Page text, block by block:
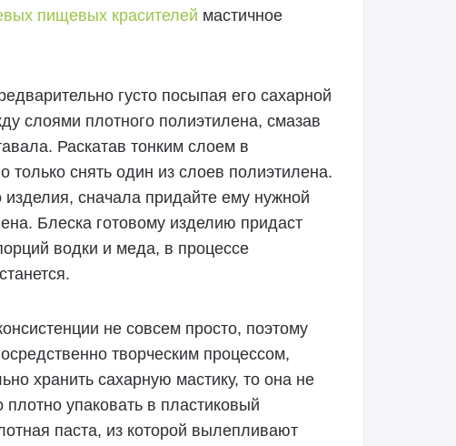
пищевых красителей мастичное
густо посыпая его сахарной
слоями плотного полиэтилена, смазав
Раскатав тонким слоем в
только снять один из слоев полиэтилена.
изделия, сначала придайте ему нужной
Блеска готовому изделию придаст
водки и меда, в процессе
не совсем просто, поэтому
творческим процессом,
хранить сахарную мастику, то она не
упаковать в пластиковый
паста, из которой вылепливают